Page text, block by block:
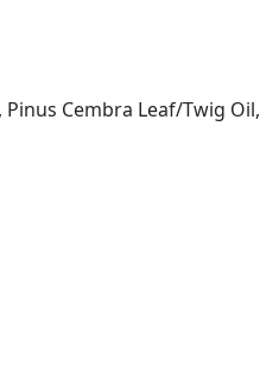
Cembra Leaf/Twig